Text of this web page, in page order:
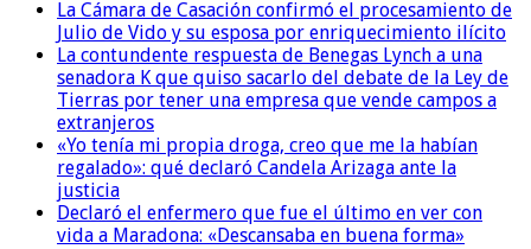
La Cámara de Casación confirmó el procesamiento de
Julio de Vido y su esposa por enriquecimiento ilícito
La contundente respuesta de Benegas Lynch a una
senadora K que quiso sacarlo del debate de la Ley de
Tierras por tener una empresa que vende campos a
extranjeros
«Yo tenía mi propia droga, creo que me la habían
regalado»: qué declaró Candela Arizaga ante la
justicia
Declaró el enfermero que fue el último en ver con
vida a Maradona: «Descansaba en buena forma»